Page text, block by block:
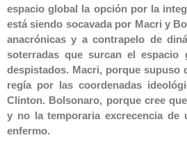
espacio global la opción por la
está siendo socavada por Macri y
anacrónicas y a contrapelo de
soterradas que surcan el espacio
despistados. Macri, porque supuso
regía por las coordenadas
Clinton. Bolsonaro, porque cree
y no la temporaria excrecencia de
enfermo.